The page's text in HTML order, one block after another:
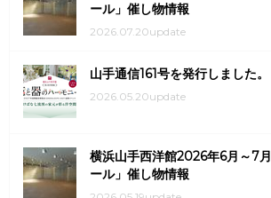
ール」催し物情報
2026.07.20update
山手通信161号を発行しました。
2026.05.20update
横浜山手西洋館2026年6月～7
ール」催し物情報